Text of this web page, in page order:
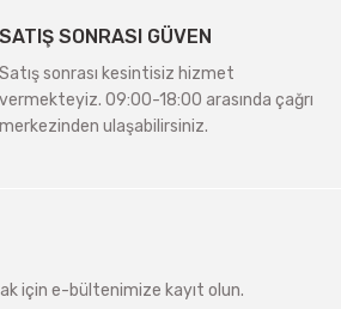
SATIŞ SONRASI GÜVEN
Satış sonrası kesintisiz hizmet
vermekteyiz. 09:00-18:00 arasında çağrı
merkezinden ulaşabilirsiniz.
için e-bültenimize kayıt olun.